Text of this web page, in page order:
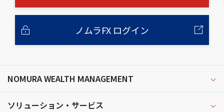
ノムラFX ログイン
NOMURA WEALTH MANAGEMENT
ソリューション・サービス